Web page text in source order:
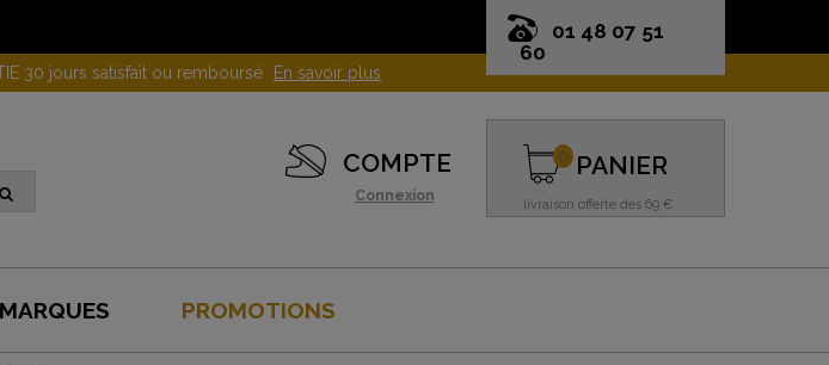
01 48 07 51
60
un proche ! En savoir plus
COMPTE
Connexion
PANIER
livraison offerte dès 69 €
0
MARQUES PROMOTIONS